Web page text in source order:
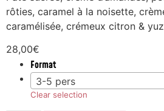
rôties, caramel à la noisette,
caramélisée, crémeux citron &
28,00€
Format
3-5 pers
Clear selection